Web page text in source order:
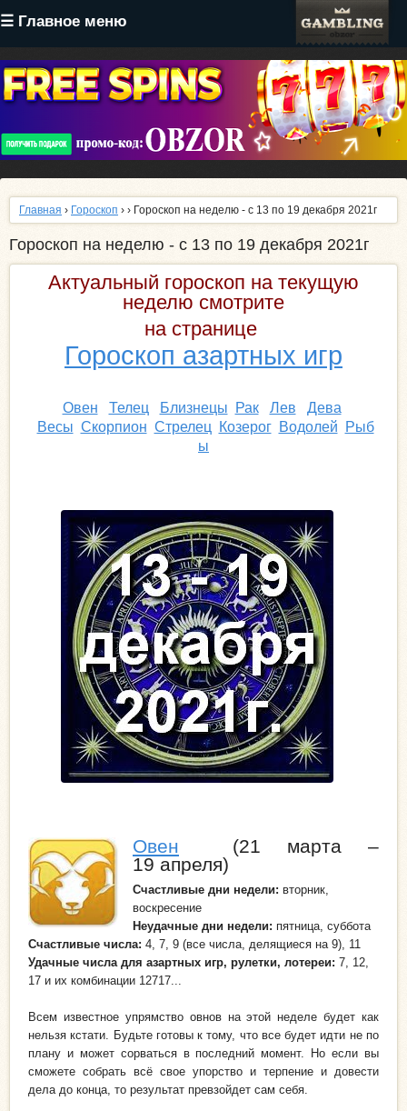
☰ Главное меню
содержанию
Главная › Гороскоп › › Гороскоп на неделю - с 13 по 19 декабря 2021г
Гороскоп на неделю - с 13 по 19 декабря 2021г
Актуальный гороскоп на текущую
неделю смотрите
на странице
Гороскоп азартных игр
Овен Телец Близнецы Рак Лев
Дева
Весы Скорпион Стрелец Козерог Водолей
Рыб
ы
Овен (21 марта –
19 апреля)
Счастливые дни недели: вторник,
воскресение
Неудачные дни недели: пятница, суббота
Счастливые числа: 4, 7, 9 (все числа, делящиеся на 9), 11
Удачные числа для азартных игр, рулетки, лотереи: 7, 12,
17 и их комбинации 12717...
Всем известное упрямство овнов на этой неделе будет как
нельзя кстати. Будьте готовы к тому, что все будет идти не по
плану и может сорваться в последний момент. Но если вы
сможете собрать всё свое упорство и терпение и довести
дела до конца, то результат превзойдет сам себя.